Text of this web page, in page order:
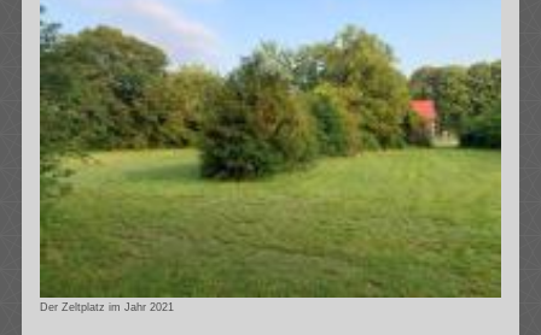
Der Zeltplatz im Jahr 2021